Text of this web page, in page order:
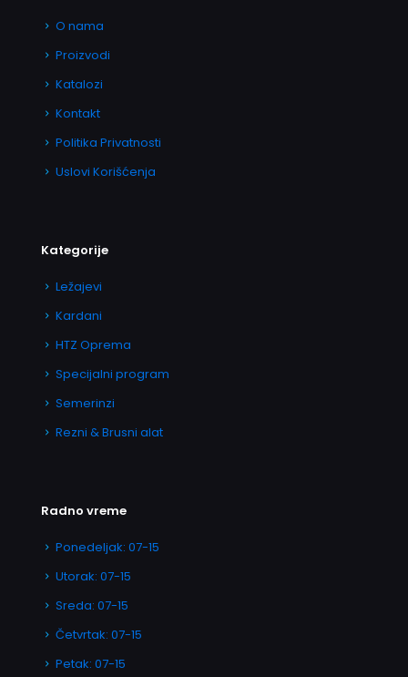
O nama
Proizvodi
Katalozi
Kontakt
Politika Privatnosti
Uslovi Korišćenja
Kategorije
Ležajevi
Kardani
HTZ Oprema
Specijalni program
Semerinzi
Rezni & Brusni alat
Radno vreme
Ponedeljak: 07-15
Utorak: 07-15
Sreda: 07-15
Četvrtak: 07-15
Petak: 07-15